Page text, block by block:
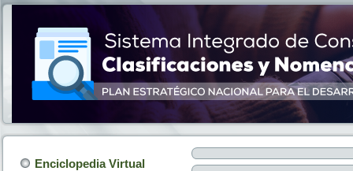
Enciclopedia Virtual